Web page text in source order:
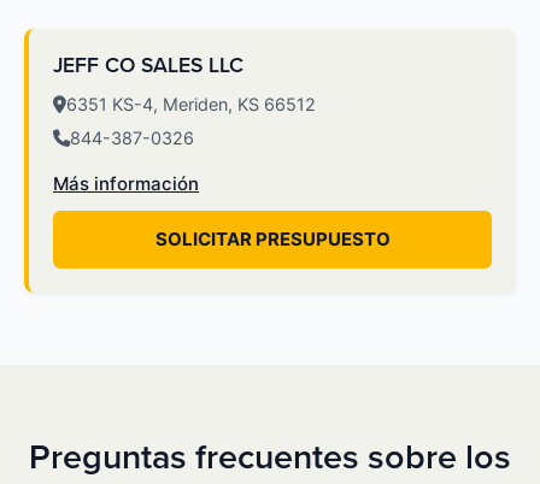
JEFF CO SALES LLC
6351 KS-4, Meriden, KS 66512
844-387-0326
Más información
SOLICITAR PRESUPUESTO
Preguntas frecuentes sobre los